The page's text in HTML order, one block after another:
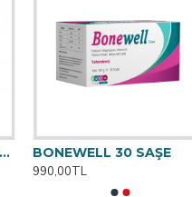
ARTHRODEESE 90 TABLET
BONEWELL 30 SAŞE
990,00TL